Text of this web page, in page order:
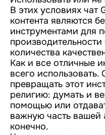
В этих условиях чат
контента являются
инструментами для
количества
Как и все отличные
всего
превращать этот
религию: думать и
помощью или
важную часть вашей
конечно.